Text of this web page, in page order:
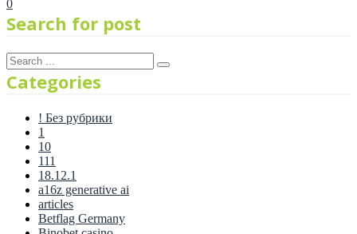
0
Search for post
Categories
! Без рубрики
1
10
111
18.12.1
a16z generative ai
articles
Betflag Germany